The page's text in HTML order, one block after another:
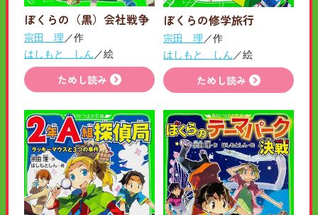
ぼくらの（黒）会社戦争
宗田 理 ／作
はしもと しん ／絵
ためし読み
ぼくらの修学旅行
宗田 理 ／作
はしもと しん ／絵
ためし読み